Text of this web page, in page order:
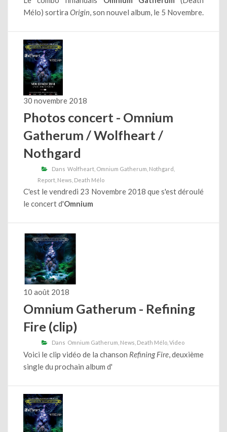
Mélo) sortira Origin, son nouvel album, le 5 Novembre.
30 novembre 2018
Photos concert - Omnium
Gatherum / Wolfheart /
Nothgard
Dans Wolfheart Omnium Gatherum Nothgard
Report News Death Mélo
C'est le vendredi 23 Novembre 2018 que s'est déroulé
le concert d'Omnium
10 août 2018
Omnium Gatherum - Refining
Fire (clip)
Dans Omnium Gatherum News Death Mélo Video
Voici le clip vidéo de la chanson Refining Fire, deuxième
single du prochain album d'